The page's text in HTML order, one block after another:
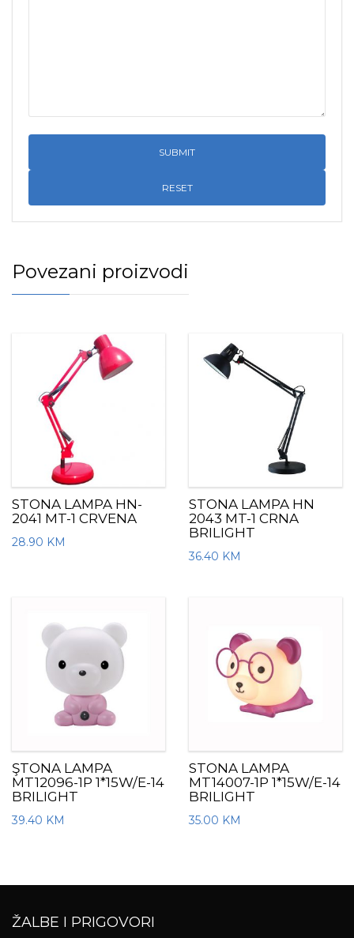
RESET
Povezani proizvodi
STONA LAMPA HN-
2041 MT-1 CRVENA
28.90 KM
STONA LAMPA HN
2043 MT-1 CRNA
BRILIGHT
36.40 KM
ŞTONA LAMPA
MT12096-1P 1*15W/E-14
BRILIGHT
39.40 KM
STONA LAMPA
MT14007-1P 1*15W/E-14
BRILIGHT
35.00 KM
ŽALBE I PRIGOVORI